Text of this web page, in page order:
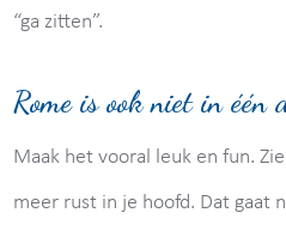
“ga zitten”.
Rome is ook niet in één
Maak het vooral leuk en fun.
meer rust in je hoofd. Dat gaat